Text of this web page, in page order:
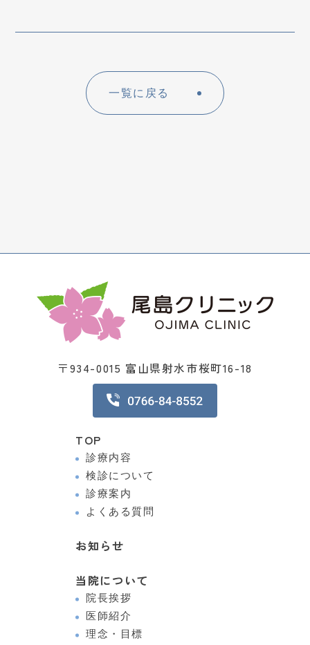
一覧に戻る
〒934-0015 富山県射水市桜町16-18
TOP
診療内容
検診について
診療案内
よくある質問
お知らせ
当院について
院長挨拶
医師紹介
理念・目標